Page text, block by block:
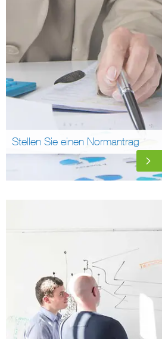
Stellen Sie einen Normantrag